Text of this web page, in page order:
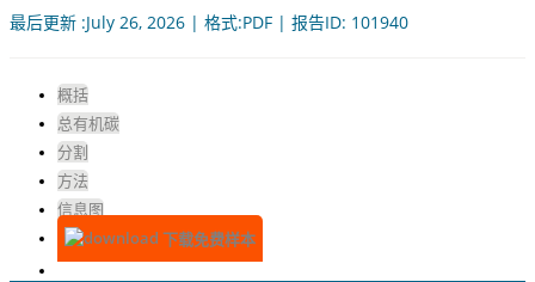
最后更新 :July 26, 2026 | 格式:PDF | 报告ID: 101940
概括
总有机碳
分割
方法
信息图
下载免费样本